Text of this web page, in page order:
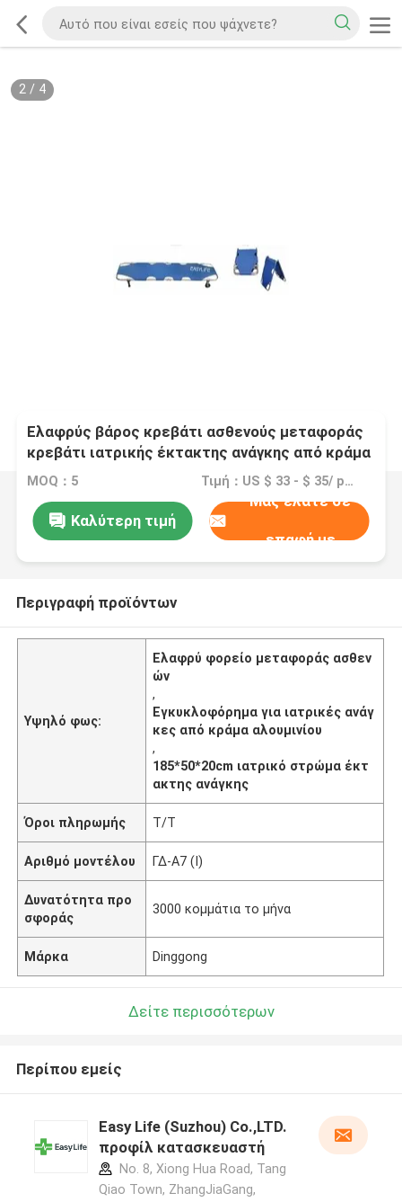
2/ 4
Ελαφρύς βάρος κρεβάτι ασθενούς μεταφοράς
κρεβάτι ιατρικής έκτακτης ανάγκης από κράμα
αργιλίου
MOQ：5 Τιμή：US $ 33 - $ 35/ pcs
Καλύτερη τιμή
Μας ελάτε σε
επαφή με
Περιγραφή προϊόντων
Υψηλό φως:
Ελαφρύ φορείο μεταφοράς ασθεν
ών
,
Εγκυκλοφόρημα για ιατρικές ανάγ
κες από κράμα αλουμινίου
,
185*50*20cm ιατρικό στρώμα έκτ
ακτης ανάγκης
Όροι πληρωμής Τ/Τ
Αριθμό μοντέλου ΓΔ-Α7 (Ι)
Δυνατότητα προ
σφοράς
3000 κομμάτια το μήνα
Μάρκα Dinggong
Δείτε περισσότερων
Περίπου εμείς
Easy Life (Suzhou) Co.,LTD.
προφίλ κατασκευαστή
No. 8, Xiong Hua Road, Tang
Qiao Town, ZhangJiaGang,